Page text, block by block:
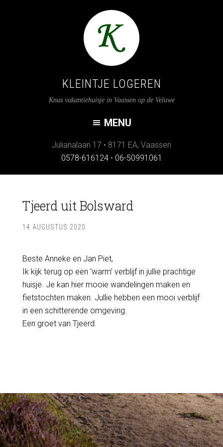
KLEINTJE LOGEREN
Knus vakantiehuisje in Vaassen op de Veluwe
Julianalaan 17 • 8171 EA, Vaassen
0578-616124 • 06-50991061
Tjeerd uit Bolsward
14 AUGUSTUS 2020
Beste Anneke en Jan Piet,
Ik kijk terug op een ‘warm’ verblijf in jullie prachtige
huisje. Je kan hier mooie wandelingen maken en
fietstochten maken. Jullie hebben een mooi verblijf
in een schitterende omgeving.
Een groet van Tjeerd.